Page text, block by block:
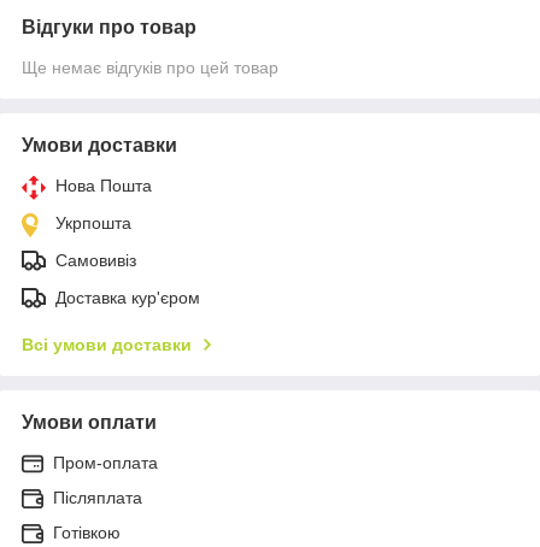
Відгуки про товар
Ще немає відгуків про цей товар
Умови доставки
Нова Пошта
Укрпошта
Самовивіз
Доставка кур'єром
Всі умови доставки
Умови оплати
Пром-оплата
Післяплата
Готівкою